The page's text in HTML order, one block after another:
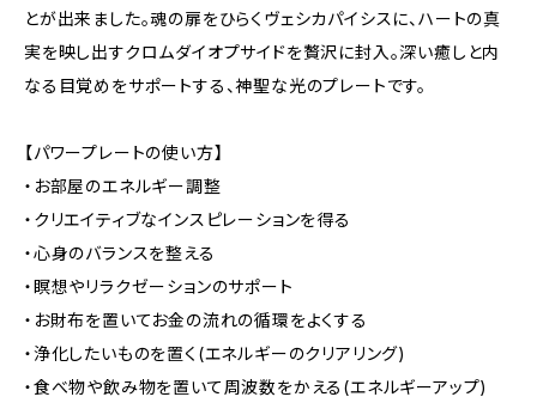
とが出来ました。魂の扉をひらくヴェシカパイシスに、ハートの真
実を映し出すクロムダイオプサイドを贅沢に封入。深い癒しと内
なる目覚めをサポートする、神聖な光のプレートです。
【パワープレートの使い方】
・お部屋のエネルギー調整
・クリエイティブなインスピレーションを得る
・心身のバランスを整える
・瞑想やリラクゼーションのサポート
・お財布を置いてお金の流れの循環をよくする
・浄化したいものを置く(エネルギーのクリアリング)
・食べ物や飲み物を置いて周波数をかえる(エネルギーアップ)